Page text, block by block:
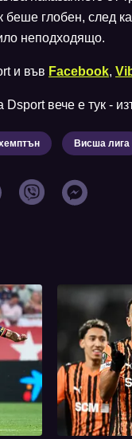
беше глобен, след
неподходящо.
и във Facebook,
вече е тук -
Висша лига